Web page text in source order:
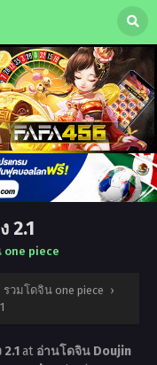
2.1
one piece
รวมโดจิน one piece ›
at อ่านโดจิน Doujin